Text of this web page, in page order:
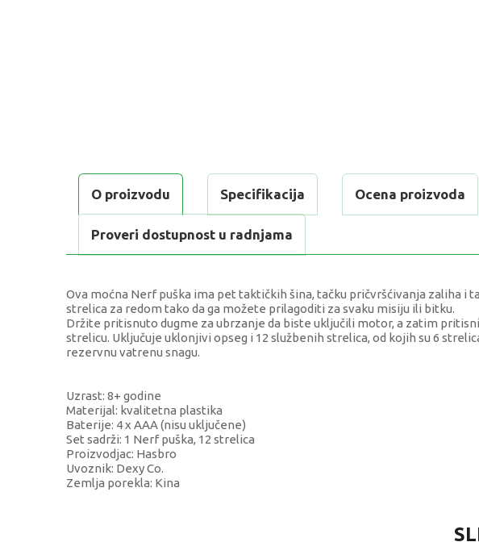
O proizvodu Specifikacija Ocena proizvoda
Proveri dostupnost u radnjama
Ova moćna Nerf puška ima pet taktičkih šina, tačku pričvršćivanja zaliha i
strelica za redom tako da ga možete prilagoditi za svaku misiju ili bitku.
Držite pritisnuto dugme za ubrzanje da biste uključili motor, a zatim
strelicu. Uključuje uklonjivi opseg i 12 službenih strelica, od kojih su 6
rezervnu vatrenu snagu.
Uzrast: 8+ godine
Materijal: kvalitetna plastika
Baterije: 4 x AAA (nisu uključene)
Set sadrži: 1 Nerf puška, 12 strelica
Proizvodjac: Hasbro
Uvoznik: Dexy Co.
Zemlja porekla: Kina